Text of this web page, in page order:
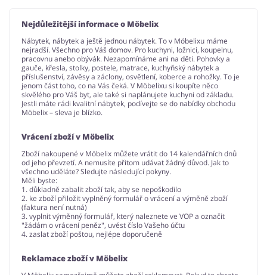
Nejdůležitější informace o Möbelix
Nábytek, nábytek a ještě jednou nábytek. To v Möbelixu máme
nejradší. Všechno pro Váš domov. Pro kuchyni, ložnici, koupelnu,
pracovnu anebo obývák. Nezapomínáme ani na děti. Pohovky a
gauče, křesla, stolky, postele, matrace, kuchyňský nábytek a
příslušenství, závěsy a záclony, osvětlení, koberce a rohožky. To je
jenom část toho, co na Vás čeká. V Möbelixu si koupíte něco
skvělého pro Váš byt, ale také si naplánujete kuchyni od základu.
Jestli máte rádi kvalitní nábytek, podívejte se do nabídky obchodu
Möbelix – sleva je blízko.
Vrácení zboží v Möbelix
Zboží nakoupené v Möbelix můžete vrátit do 14 kalendářních dnů
od jeho převzetí. A nemusíte přitom udávat žádný důvod. Jak to
všechno uděláte? Sledujte následující pokyny.
Měli byste:
1. důkladně zabalit zboží tak, aby se nepoškodilo
2. ke zboží přiložit vyplněný formulář o vrácení a výměně zboží
(faktura není nutná)
3. vyplnit výměnný formulář, který naleznete ve VOP a označit
"žádám o vrácení peněz", uvést číslo Vašeho účtu
4. zaslat zboží poštou, nejlépe doporučeně
Reklamace zboží v Möbelix